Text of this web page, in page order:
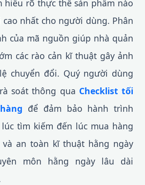
hiểu rõ thực thể sản phẩm nào
nhất cho người dùng. Phân
của mã nguồn giúp nhà quản
các rào cản kĩ thuật gây ảnh
chuyển đổi. Quý người dùng
soát thông qua Checklist tối
để đảm bảo hành trình
tìm kiếm đến lúc mua hàng
an toàn kĩ thuật hằng ngày
môn hằng ngày lâu dài